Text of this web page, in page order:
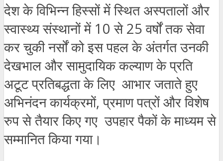
देश के विभिन्न हिस्सों में स्थित अस्पतालों और
स्वास्थ्य संस्थानों में 10 से 25 वर्षों तक सेवा
कर चुकी नर्सों को इस पहल के अंतर्गत उनकी
देखभाल और सामुदायिक कल्याण के प्रति
अटूट प्रतिबद्धता के लिए आभार जताते हुए
अभिनंदन कार्यक्रमों, प्रमाण पत्रों और विशेष
रुप से तैयार किए गए उपहार पैकों के माध्यम से
सम्मानित किया गया।